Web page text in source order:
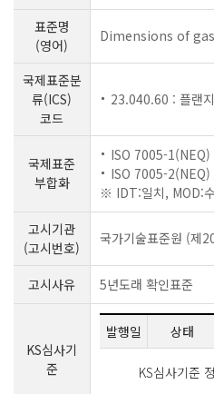
표준명
(영어)
Dimensions of
국제표준분
류(ICS)
코드
23.040.60 : 플랜
국제표준
부합화
ISO 7005-1(NEQ)
ISO 7005-2(NEQ)
※ IDT:일치, MOD:
고시기관
(고시번호)
국가기술표준원 (제
고시사유 5년도래 확인표준
KS심사기
준
발행일 상태
KS심사기준